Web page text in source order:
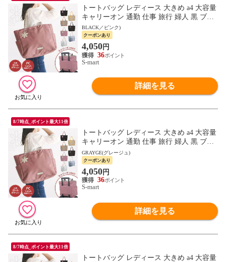
トートバッグ レディース 大きめ a4 大容量
キャリーオン 通勤 仕事 旅行 婦人 黒 ブラ
ック モカ オレンジ ブラックブラウン ピン
ク ネイビー
BLACK／ピンク)
クーポンあり
4,050円
36
S-mart
詳細を見る
8/7時点_ポイント最大11倍
トートバッグ レディース 大きめ a4 大容量
キャリーオン 通勤 仕事 旅行 婦人 黒 ブラ
ック モカ オレンジ ブラックブラウン ピン
ク ネイビー
GRAYGE(グレージュ)
クーポンあり
4,050円
36
S-mart
詳細を見る
8/7時点_ポイント最大11倍
トートバッグ レディース 大きめ a4 大容量